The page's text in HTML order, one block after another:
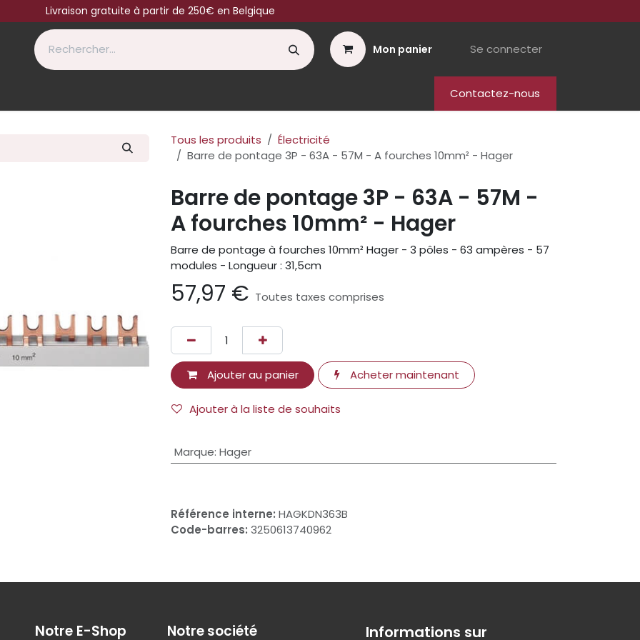
Livraison gratuite à partir de 250€ en Belgique
Mon panier Se connecter
Contactez-nous
Tous les produits
Électricité
Barre de pontage 3P - 63A - 57M - A fourches 10mm² - Hager
Barre de pontage 3P - 63A - 57M -
A fourches 10mm² - Hager
Barre de pontage à fourches 10mm² Hager - 3 pôles - 63 ampères - 57
modules - Longueur : 31,5cm
57,97 € Toutes taxes comprises
Ajouter au panier Acheter maintenant
Ajouter à la liste de souhaits
Marque: Hager
Référence interne: HAGKDN363B
Code-barres: 3250613740962
Informations sur
Notre société
Notre E-Shop